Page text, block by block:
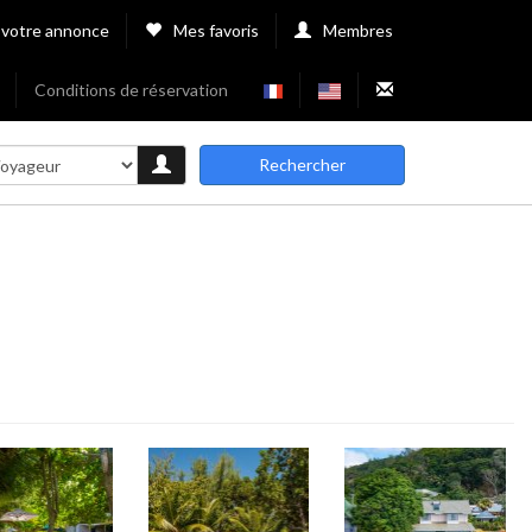
annonce Mes favoris Membres
Conditions de réservation
Rechercher